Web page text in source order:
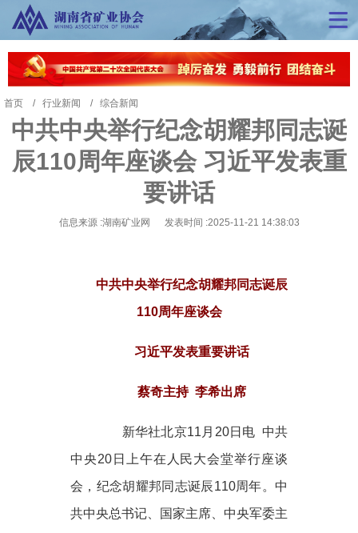
首页 行业新闻 综合新闻
中共中央举行纪念胡耀邦同志诞
辰110周年座谈会 习近平发表重
要讲话
信息来源 :湖南矿业网 发表时间 :2025-11-21 14:38:03
中共中央举行纪念胡耀邦同志诞辰
110周年座谈会
习近平发表重要讲话
蔡奇主持 李希出席
新华社北京11月20日电 中共
中央20日上午在人民大会堂举行座谈
会，纪念胡耀邦同志诞辰110周年。中
共中央总书记、国家主席、中央军委主